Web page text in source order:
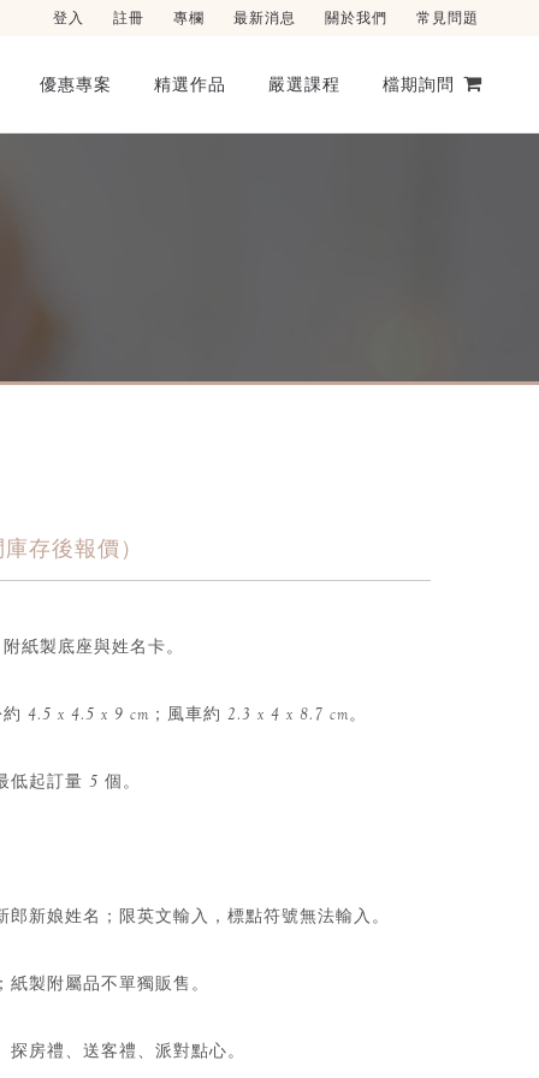
登入 註冊 專欄 最新消息 關於我們 常見問題
優惠專案 精選作品 嚴選課程 檔期詢問
存後報價）
紙製底座與姓名卡。
4.5 x 4.5 x 9 cm；風車約 2.3 x 4 x 8.7 cm。
起訂量 5 個。
新娘姓名；限英文輸入，標點符號無法輸入。
製附屬品不單獨販售。
房禮、送客禮、派對點心。